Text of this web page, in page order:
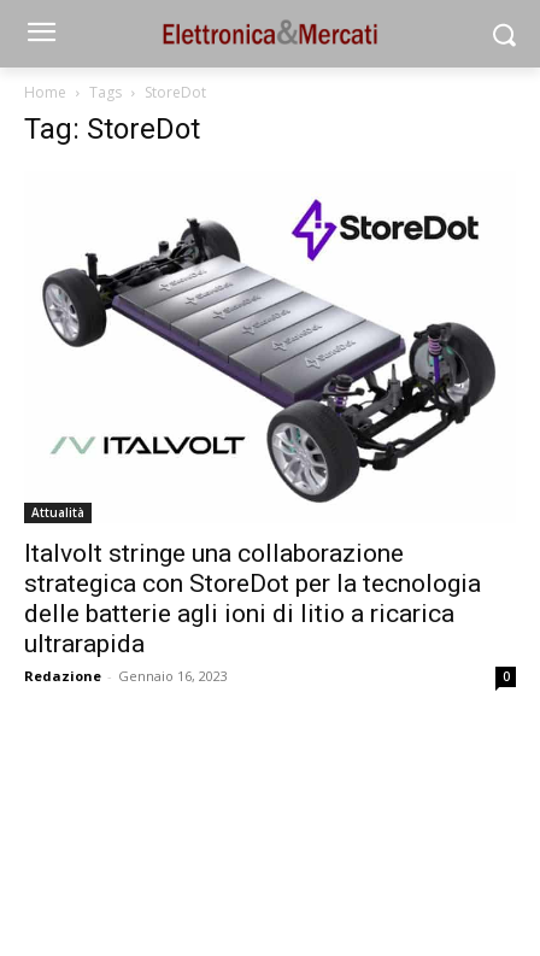
Home Tags StoreDot
Tag: StoreDot
Attualità
Italvolt stringe una collaborazione
strategica con StoreDot per la tecnologia
delle batterie agli ioni di litio a ricarica
ultrarapida
Redazione - Gennaio 16, 2023 0